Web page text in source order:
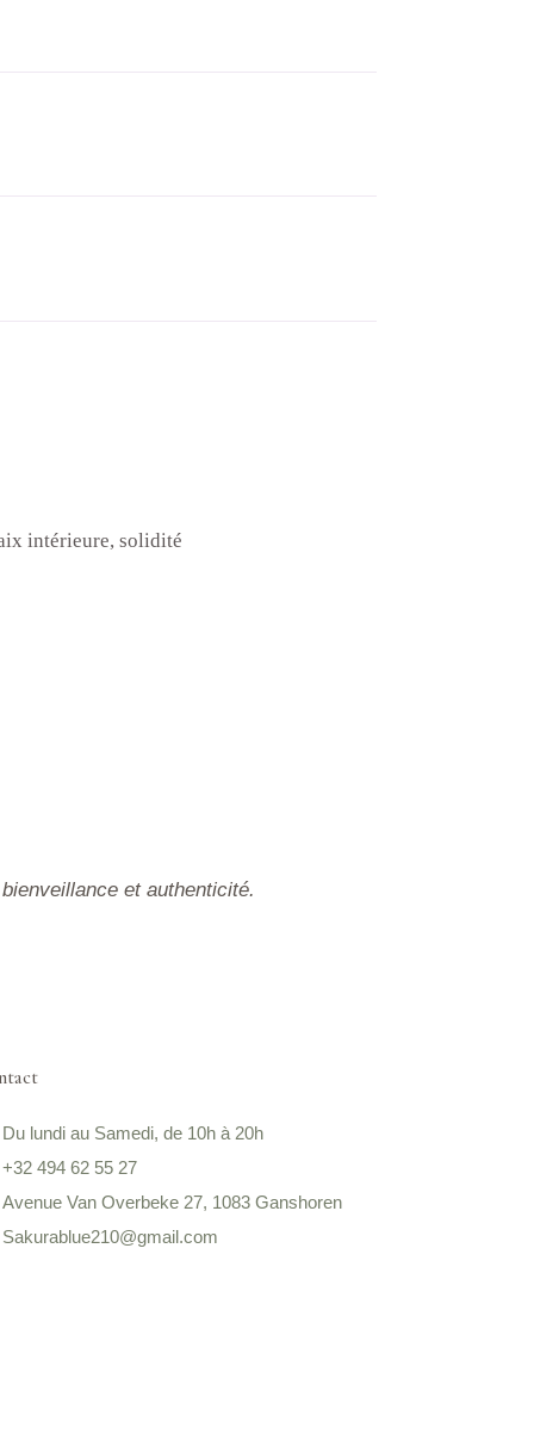
intérieure, solidité
et authenticité.
Du lundi au Samedi, de 10h à 20h
+32 494 62 55 27
Avenue Van Overbeke 27, 1083 Ganshoren
Sakurablue210@gmail.com